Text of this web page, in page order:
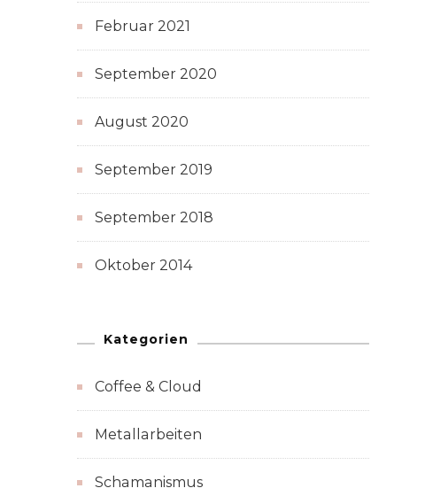
Februar 2021
September 2020
August 2020
September 2019
September 2018
Oktober 2014
Kategorien
Coffee & Cloud
Metallarbeiten
Schamanismus